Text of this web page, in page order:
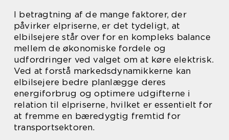
I betragtning af de mange faktorer, der
påvirker elpriserne, er det tydeligt, at
elbilsejere står over for en kompleks balance
mellem de økonomiske fordele og
udfordringer ved valget om at køre elektrisk.
Ved at forstå markedsdynamikkerne kan
elbilsejere bedre planlægge deres
energiforbrug og optimere udgifterne i
relation til elpriserne, hvilket er essentielt for
at fremme en bæredygtig fremtid for
transportsektoren.